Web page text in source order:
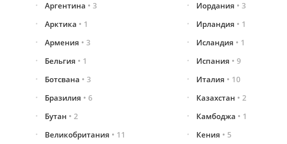
Аргентина • 3
Арктика • 1
Армения • 3
Бельгия • 1
Ботсвана • 3
Бразилия • 6
Бутан • 2
Великобритания • 11
Иордания • 3
Ирландия • 1
Исландия • 1
Испания • 9
Италия • 10
Казахстан • 2
Камбоджа • 1
Кения • 5